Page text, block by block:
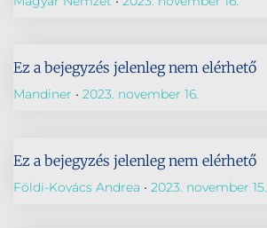
Ez a bejegyzés jelenleg nem elérhető
Mandiner 2023. november 16.
Ez a bejegyzés jelenleg nem elérhető
Földi-Kovács Andrea 2023. november 15.